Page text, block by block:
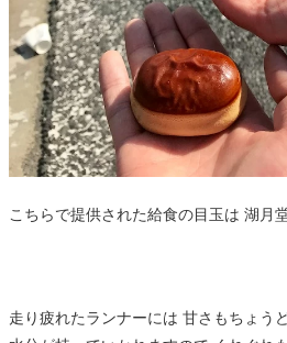
こちらで提供された給食の目玉は 湖月
走り疲れたランナーには 甘さもちょう